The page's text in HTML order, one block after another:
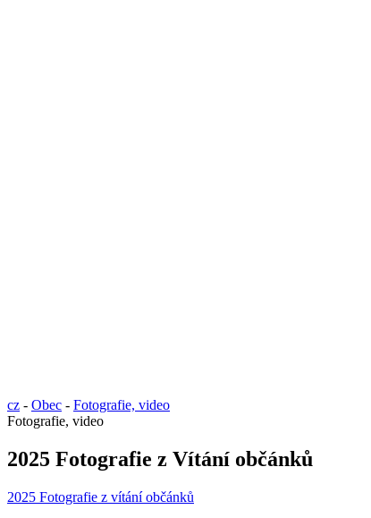
cz - Obec - Fotografie, video
Fotografie, video
2025 Fotografie z Vítání občánků
2025 Fotografie z vítání občánků